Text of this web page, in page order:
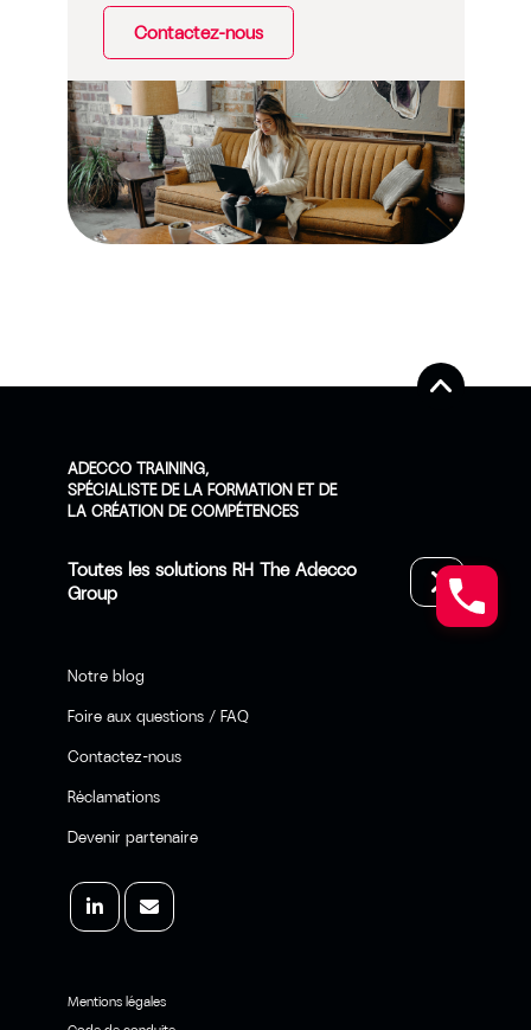
Contactez-nous
ADECCO TRAINING,
SPÉCIALISTE DE LA FORMATION ET DE
LA CRÉATION DE COMPÉTENCES
Toutes les solutions RH The Adecco
Group
Notre blog
Foire aux questions / FAQ
Contactez-nous
Réclamations
Devenir partenaire
Mentions légales